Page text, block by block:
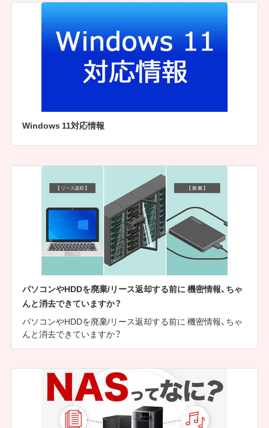
Windows 11対応情報
パソコンやHDDを廃棄/リース返却する前に 機密情報、ちゃ
んと消去できていますか？
パソコンやHDDを廃棄/リース返却する前に 機密情報、ちゃ
んと消去できていますか？